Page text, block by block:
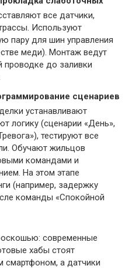
все датчики,
Используют
пару для шин управления
меди). Монтаж ведут
проводке до заливки
сценариев
устанавливают
логику (сценарии «День»,
тестируют все
Обучают жильцов
командами и
На этом этапе
(например, задержку
команды «Спокойной
современные
хабы стоят
смартфоном, а датчики